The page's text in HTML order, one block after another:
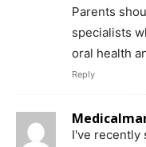
Parents
specialists
oral health
Reply
I've recently